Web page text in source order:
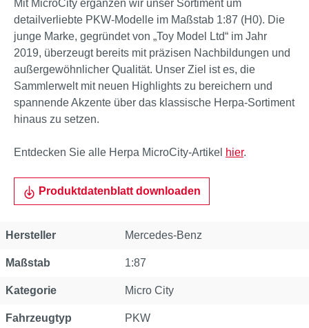
Mit MicroCity ergänzen wir unser Sortiment um
detailverliebte PKW-Modelle im Maßstab 1:87 (H0). Die
junge Marke, gegründet von „Toy Model Ltd“ im Jahr
2019, überzeugt bereits mit präzisen Nachbildungen und
außergewöhnlicher Qualität. Unser Ziel ist es, die
Sammlerwelt mit neuen Highlights zu bereichern und
spannende Akzente über das klassische Herpa-Sortiment
hinaus zu setzen.
Entdecken Sie alle Herpa MicroCity-Artikel hier.
Produktdatenblatt downloaden
Eigenschaft
Hersteller Mercedes-Benz
Maßstab 1:87
Kategorie Micro City
Fahrzeugtyp PKW